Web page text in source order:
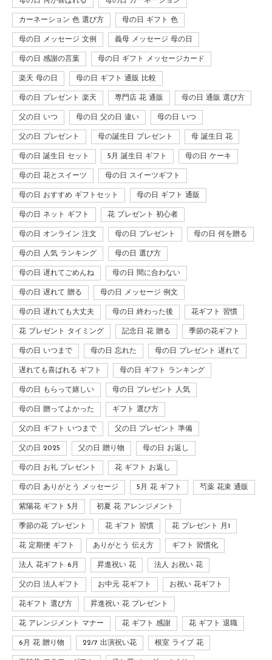
カーネーション 色 選び方 母の日 ギフト 色
母の日 メッセージ 文例 義母 メッセージ 母の日
母の日 感謝の言葉 母の日 ギフト メッセージカード
楽天 母の日 母の日 ギフト 通販 比較
母の日 プレゼント 楽天 専門店 花 通販 母の日 通販 選び方
父の日 いつ 母の日 父の日 違い 母の日 いつ
父の日 プレゼント 母の誕生日 プレゼント 母 誕生日 花
母の日 誕生日 セット 5月 誕生日 ギフト 母の日 ケーキ
母の日 花とスイーツ 母の日 スイーツギフト
母の日 おすすめ ギフトセット 母の日 ギフト 通販
母の日 ネット ギフト 花 プレゼント 初心者
母の日 オンライン 注文 母の日 プレゼント 母の日 何を贈る
母の日 人気 ランキング 母の日 選び方
母の日 遅れてごめんね 母の日 間に合わない
母の日 遅れて 贈る 母の日 メッセージ 例文
母の日 遅れても大丈夫 母の日 終わった後 花ギフト 習慣
花 プレゼント タイミング 記念日 花 贈る 季節の花ギフト
母の日 いつまで 母の日 忘れた 母の日 プレゼント 遅れて
遅れても喜ばれる ギフト 母の日 ギフト ランキング
母の日 もらって嬉しい 母の日 プレゼント 人気
母の日 贈ってよかった ギフト 選び方
父の日 ギフト いつまで 父の日 プレゼント 準備
父の日 2025 父の日 贈り物 母の日 お返し
母の日 お礼 プレゼント 花 ギフト お返し
母の日 ありがとう メッセージ 5月 花 ギフト 芍薬 花束 通販
紫陽花 ギフト 5月 初夏 花 アレンジメント
季節の花 プレゼント 花 ギフト 習慣 花 プレゼント 月1
花 定期便 ギフト ありがとう 伝え方 ギフト 習慣化
法人 花ギフト 6月 昇進祝い 花 法人 お祝い 花
父の日 法人ギフト お中元 花ギフト お祝い 花ギフト
花ギフト 選び方 昇進祝い 花 プレゼント
花 アレンジメント マナー 花 ギフト 感謝 花 ギフト 退職
6月 花 贈り物 22/7 出演祝い花 根室 ライブ 花